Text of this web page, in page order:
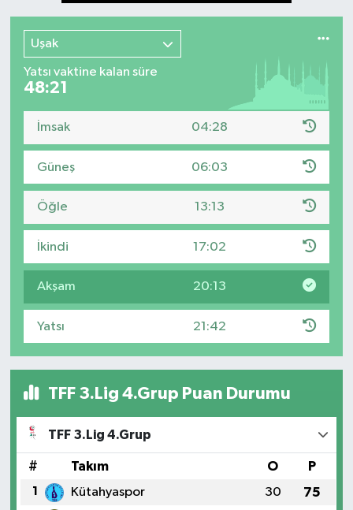
Uşak
Yatsı vaktine kalan süre
48:20
İmsak 04:28
Güneş 06:03
Öğle 13:13
İkindi 17:02
Akşam 20:13
Yatsı 21:42
TFF 3.Lig 4.Grup Puan Durumu
TFF 3.Lig 4.Grup
# Takım O P
1 Kütahyaspor 30 75